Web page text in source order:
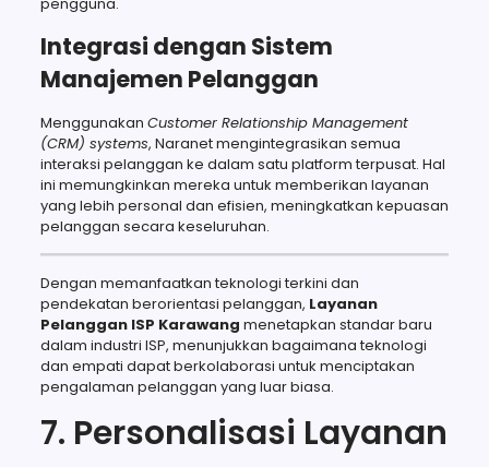
Integrasi dengan Sistem
Manajemen Pelanggan
Menggunakan Customer Relationship Management
(CRM) systems, Naranet mengintegrasikan semua
interaksi pelanggan ke dalam satu platform terpusat. Hal
ini memungkinkan mereka untuk memberikan layanan
yang lebih personal dan efisien, meningkatkan kepuasan
pelanggan secara keseluruhan.
Dengan memanfaatkan teknologi terkini dan
pendekatan berorientasi pelanggan, Layanan
Pelanggan ISP Karawang menetapkan standar baru
dalam industri ISP, menunjukkan bagaimana teknologi
dan empati dapat berkolaborasi untuk menciptakan
pengalaman pelanggan yang luar biasa.
7. Personalisasi Layanan